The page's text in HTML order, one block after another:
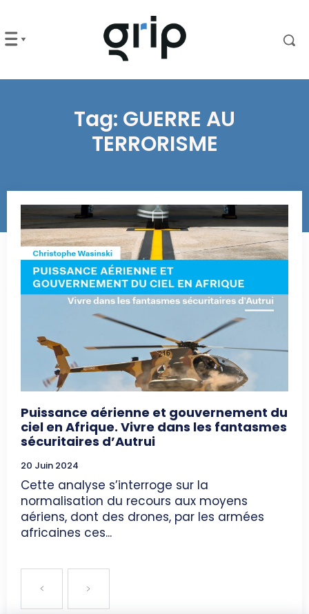
Tag: GUERRE AU
TERRORISME
Puissance aérienne et gouvernement du
ciel en Afrique. Vivre dans les fantasmes
sécuritaires d’Autrui
20 Juin 2024
Cette analyse s’interroge sur la
normalisation du recours aux moyens
aériens, dont des drones, par les armées
africaines ces...